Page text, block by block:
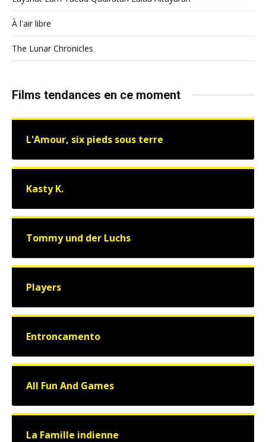
À l'air libre
The Lunar Chronicles
Films tendances en ce moment
L'Amour, six pieds sous terre
Kasty K.
Tommy und der Luchs
Players
Entroncamento
All Fun And Games
La Famille indienne